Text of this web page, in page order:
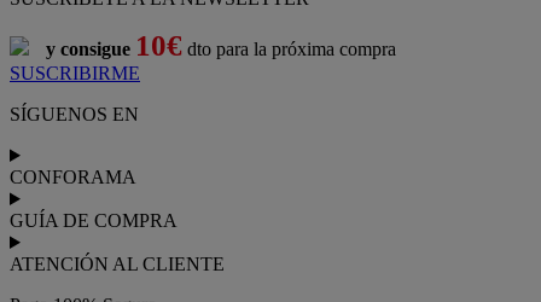
¡Nueva app!
Conforama, tu tienda de muebles,
decoración y electrodomésticos
Conforama
sillón,sillón relax,colchones
dormitorio de juvenil
cocinas a medida,decoración